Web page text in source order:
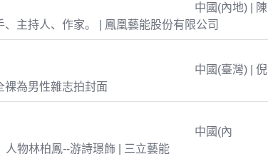
中國(內地) | 陳
主持人、作家。 | 鳳凰藝能股份有限公司
中國(臺灣) | 倪
裸為男性雜志拍封面
中國(內
人物林柏鳳--游詩璟飾 | 三立藝能